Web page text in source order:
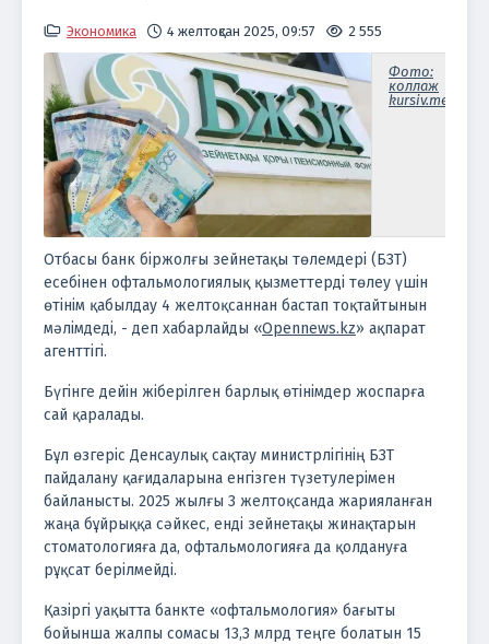
Экономика 4 желтоқсан 2025, 09:57 2 555
Фото:
коллаж
kursiv.media
Отбасы банк біржолғы зейнетақы төлемдері (БЗТ)
есебінен офтальмологиялық қызметтерді төлеу үшін
өтінім қабылдау 4 желтоқсаннан бастап тоқтайтынын
мәлімдеді, - деп хабарлайды «Opennews.kz» ақпарат
агенттігі.
Бүгінге дейін жіберілген барлық өтінімдер жоспарға
сай қаралады.
Бұл өзгеріс Денсаулық сақтау министрлігінің БЗТ
пайдалану қағидаларына енгізген түзетулерімен
байланысты. 2025 жылғы 3 желтоқсанда жарияланған
жаңа бұйрыққа сәйкес, енді зейнетақы жинақтарын
стоматологияға да, офтальмологияға да қолдануға
рұқсат берілмейді.
Қазіргі уақытта банкте «офтальмология» бағыты
бойынша жалпы сомасы 13,3 млрд теңге болатын 15